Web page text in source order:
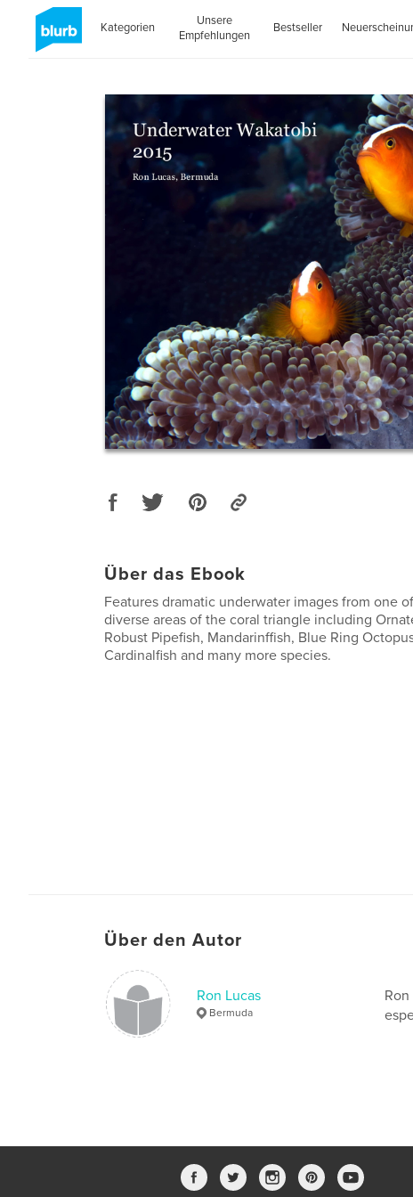
Kategorien
Unsere
Empfehlungen
Bestseller
Über das Ebook
Features dramatic underwater images from one
diverse areas of the coral triangle including
Robust Pipefish, Mandarinffish, Blue Ring
Cardinalfish and many more species.
Über den Autor
Ron Lucas
Bermuda